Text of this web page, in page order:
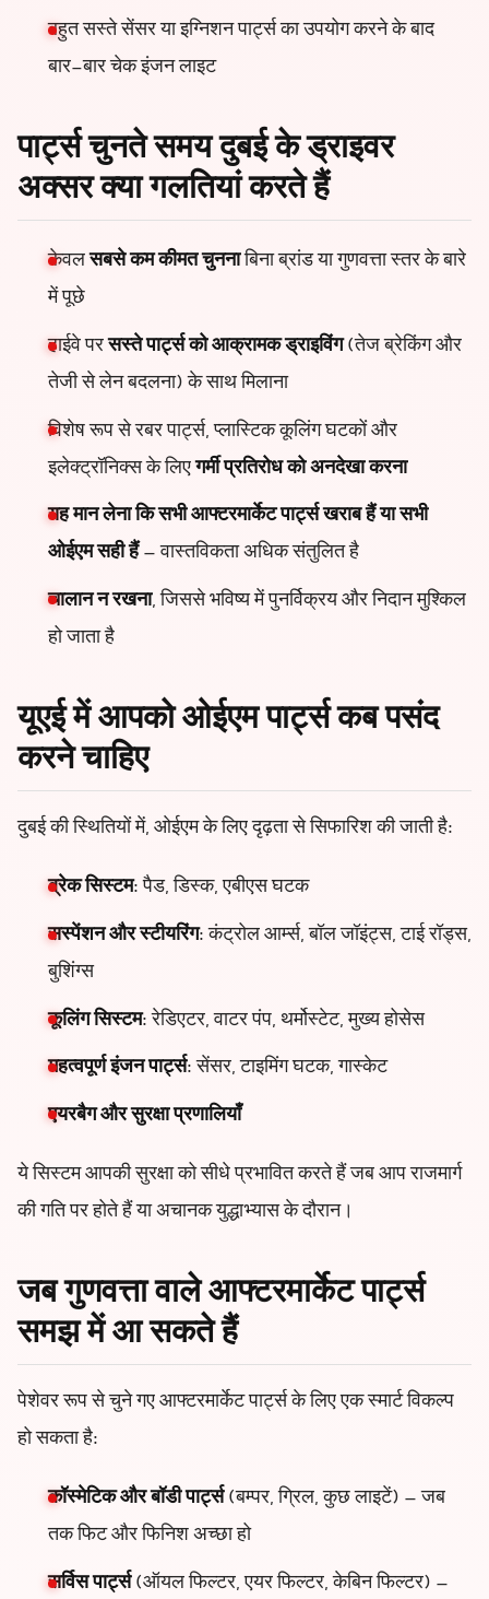
बहुत सस्ते सेंसर या इग्निशन पार्ट्स का उपयोग करने के बाद
बार-बार चेक इंजन लाइट
पार्ट्स चुनते समय दुबई के ड्राइवर
अक्सर क्या गलतियां करते हैं
केवलसबसे कम कीमत चुननाबिना ब्रांड या गुणवत्ता स्तर के बारे
में पूछे
हाईवे परसस्ते पार्ट्स को आक्रामक ड्राइविंग(तेज ब्रेकिंग और
तेजी से लेन बदलना) के साथ मिलाना
विशेष रूप से रबर पार्ट्स, प्लास्टिक कूलिंग घटकों और
इलेक्ट्रॉनिक्स के लिएगर्मी प्रतिरोध को अनदेखा करना
यह मान लेना कि सभी आफ्टरमार्केट पार्ट्स खराब हैं या सभी
ओईएम सही हैं– वास्तविकता अधिक संतुलित है
चालान न रखना, जिससे भविष्य में पुनर्विक्रय और निदान मुश्किल
हो जाता है
यूएई में आपको ओईएम पार्ट्स कब पसंद
करने चाहिए
दुबई की स्थितियों में, ओईएम के लिए दृढ़ता से सिफारिश की जाती है:
ब्रेक सिस्टम: पैड, डिस्क, एबीएस घटक
सस्पेंशन और स्टीयरिंग: कंट्रोल आर्म्स, बॉल जॉइंट्स, टाई रॉड्स,
बुशिंग्स
कूलिंग सिस्टम: रेडिएटर, वाटर पंप, थर्मोस्टेट, मुख्य होसेस
महत्वपूर्ण इंजन पार्ट्स: सेंसर, टाइमिंग घटक, गास्केट
एयरबैग और सुरक्षा प्रणालियाँ
ये सिस्टम आपकी सुरक्षा को सीधे प्रभावित करते हैं जब आप राजमार्ग
की गति पर होते हैं या अचानक युद्धाभ्यास के दौरान।
जब गुणवत्ता वाले आफ्टरमार्केट पार्ट्स
समझ में आ सकते हैं
पेशेवर रूप से चुने गए आफ्टरमार्केट पार्ट्स के लिए एक स्मार्ट विकल्प
हो सकता है:
कॉस्मेटिक और बॉडी पार्ट्स(बम्पर, ग्रिल, कुछ लाइटें) – जब
तक फिट और फिनिश अच्छा हो
सर्विस पार्ट्स(ऑयल फिल्टर, एयर फिल्टर, केबिन फिल्टर) –